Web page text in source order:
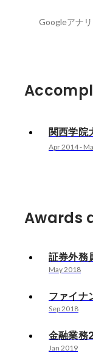
Googleアナ
関西学院
Apr 2014-
Awards
証券外務
May 2018
ファイナ
Sep 2018
金融業務
Jan 2019